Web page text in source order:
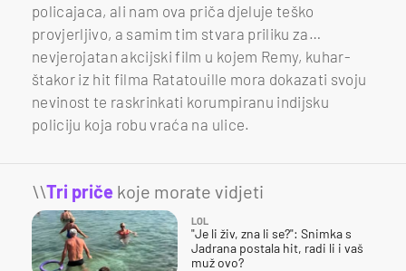
policajaca, ali nam ova priča djeluje teško
provjerljivo, a samim tim stvara priliku za…
nevjerojatan akcijski film u kojem Remy, kuhar-
štakor iz hit filma Ratatouille mora dokazati svoju
nevinost te raskrinkati korumpiranu indijsku
policiju koja robu vraća na ulice.
\\Tri priče koje morate vidjeti
LOL
"Je li živ, zna li se?": Snimka s
Jadrana postala hit, radi li i vaš
muž ovo?